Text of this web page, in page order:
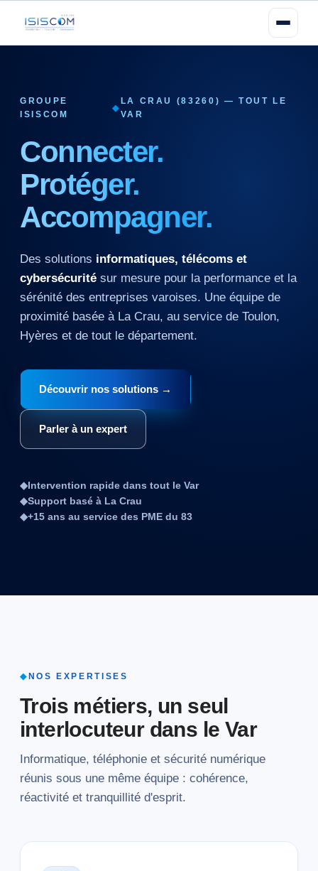
GROUPE
ISISCOM
◆
LA CRAU (83260) — TOUT LE
VAR
Connecter.
Protéger.
Accompagner.
Des solutions informatiques, télécoms et
cybersécurité sur mesure pour la performance et la
sérénité des entreprises varoises. Une équipe de
proximité basée à La Crau, au service de Toulon,
Hyères et de tout le département.
Découvrir nos solutions →
Parler à un expert
◆Intervention rapide dans tout le Var
◆Support basé à La Crau
◆+15 ans au service des PME du 83
◆ NOS EXPERTISES
Trois métiers, un seul
interlocuteur dans le Var
Informatique, téléphonie et sécurité numérique
réunis sous une même équipe : cohérence,
réactivité et tranquillité d'esprit.